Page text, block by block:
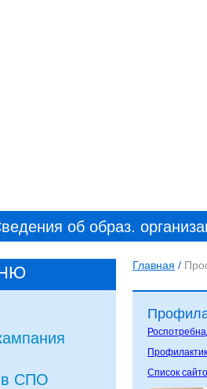
об образ.
в СПО
Главная /
Список